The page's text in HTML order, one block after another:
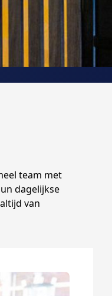
team met
dagelijkse
van